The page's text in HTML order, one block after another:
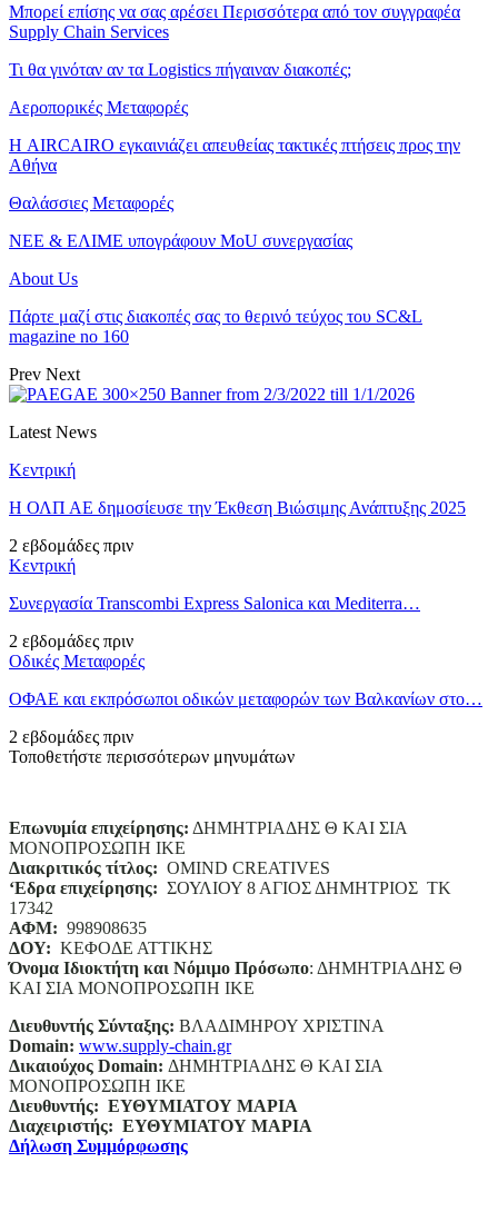
Μπορεί επίσης να σας αρέσει Περισσότερα από τον συγγραφέα
Supply Chain Services
Τι θα γινόταν αν τα Logistics πήγαιναν διακοπές;
Αεροπορικές Μεταφορές
Η AIRCAIRO εγκαινιάζει απευθείας τακτικές πτήσεις προς την
Αθήνα
Θαλάσσιες Μεταφορές
ΝΕΕ & ΕΛΙΜΕ υπογράφουν MoU συνεργασίας
About Us
Πάρτε μαζί στις διακοπές σας το θερινό τεύχος του SC&L
magazine no 160
Prev Next
Latest News
Κεντρική
Η ΟΛΠ ΑΕ δημοσίευσε την Έκθεση Βιώσιμης Ανάπτυξης 2025
2 εβδομάδες πριν
Κεντρική
Συνεργασία Transcombi Express Salonica και Mediterra…
2 εβδομάδες πριν
Οδικές Μεταφορές
ΟΦΑΕ και εκπρόσωποι οδικών μεταφορών των Βαλκανίων στο…
2 εβδομάδες πριν
Τοποθετήστε περισσότερων μηνυμάτων
Επωνυμία επιχείρησης: ΔΗΜΗΤΡΙΑΔΗΣ Θ ΚΑΙ ΣΙΑ
ΜΟΝΟΠΡΟΣΩΠΗ ΙΚΕ
Διακριτικός τίτλος: ΟΜΙΝD CREATIVES
‘Eδρα επιχείρησης: ΣΟΥΛΙΟΥ 8 ΑΓΙΟΣ ΔΗΜΗΤΡΙΟΣ ΤΚ
17342
ΑΦΜ: 998908635
ΔΟΥ: ΚΕΦΟΔΕ ΑΤΤΙΚΗΣ
Όνομα Ιδιοκτήτη και Νόμιμο Πρόσωπο: ΔΗΜΗΤΡΙΑΔΗΣ Θ
ΚΑΙ ΣΙΑ ΜΟΝΟΠΡΟΣΩΠΗ ΙΚΕ
Διευθυντής Σύνταξης: ΒΛΑΔΙΜΗΡΟΥ ΧΡΙΣΤΙΝΑ
Domain: www.supply-chain.gr
Δικαιούχος Domain: ΔΗΜΗΤΡΙΑΔΗΣ Θ ΚΑΙ ΣΙΑ
ΜΟΝΟΠΡΟΣΩΠΗ ΙΚΕ
Διευθυντής: ΕΥΘΥΜΙΑΤΟΥ ΜΑΡΙΑ
Διαχειριστής: ΕΥΘΥΜΙΑΤΟΥ ΜΑΡΙΑ
Δήλωση Συμμόρφωσης